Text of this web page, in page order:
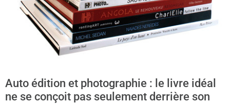
Auto édition et photographie : le livre idéal
ne se conçoit pas seulement derrière son